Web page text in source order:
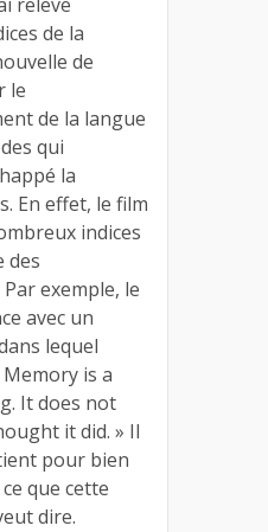
de la
de
le
de la langue
qui
la
En effet, le film
indices
des
exemple, le
avec un
lequel
is a
It does not
it did. » Il
pour bien
que cette
dire.